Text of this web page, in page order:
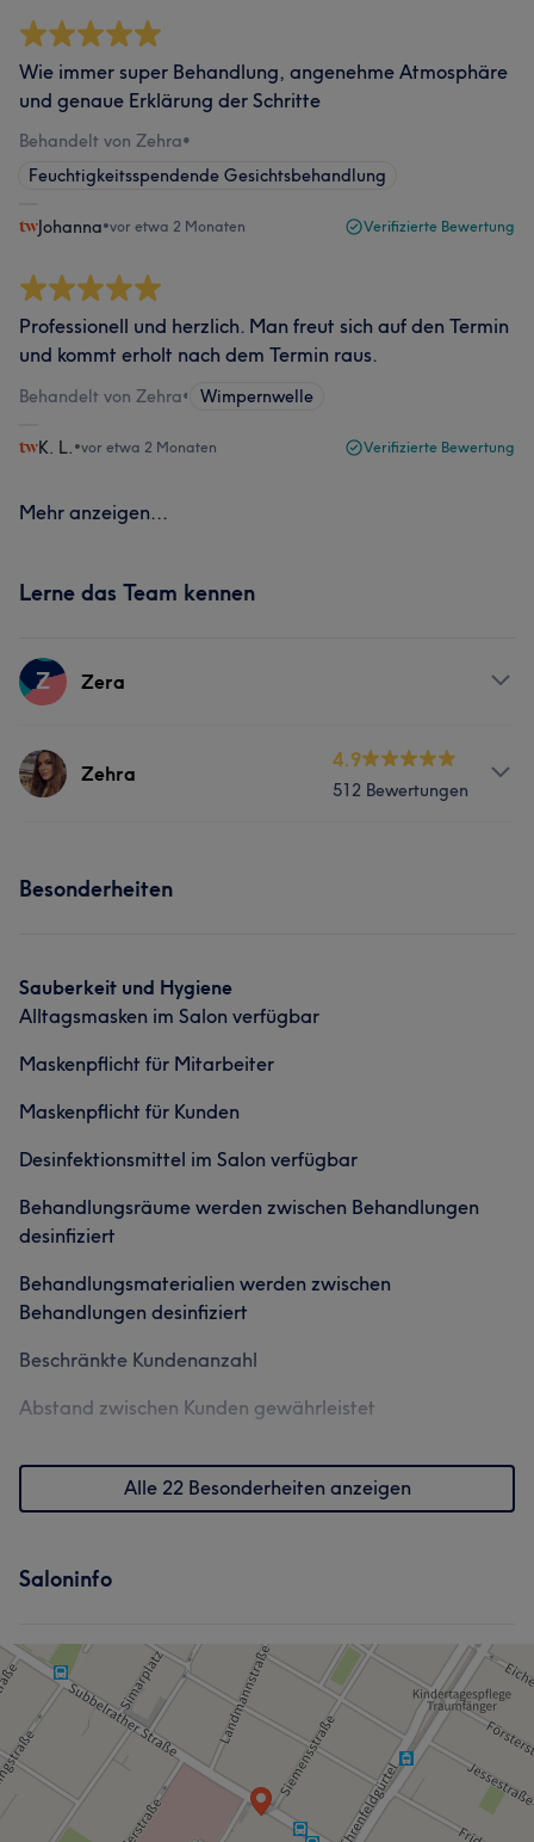
Wie immer super Behandlung, angenehme Atmosphäre
und genaue Erklärung der Schritte
Behandelt von Zehra•
Feuchtigkeitsspendende Gesichtsbehandlung
Johanna•vor etwa 2 Monaten Verifizierte Bewertung
Professionell und herzlich. Man freut sich auf den Termin
und kommt erholt nach dem Termin raus.
Behandelt von Zehra• Wimpernwelle
K. L. •vor etwa 2 Monaten Verifizierte Bewertung
Mehr anzeigen...
Lerne das Team kennen
Z Zera
Services
Zehra
4.9
512 Bewertungen
Was unsere Kunden über Zehra sagen
Professionell
Aufmerksam
Besonderheiten
Sauberkeit und Hygiene
Alltagsmasken im Salon verfügbar
Maskenpflicht für Mitarbeiter
Maskenpflicht für Kunden
Desinfektionsmittel im Salon verfügbar
Behandlungsräume werden zwischen Behandlungen
desinfiziert
Behandlungsmaterialien werden zwischen
Behandlungen desinfiziert
Beschränkte Kundenanzahl
Abstand zwischen Kunden gewährleistet
Alle 22 Besonderheiten anzeigen
Saloninfo